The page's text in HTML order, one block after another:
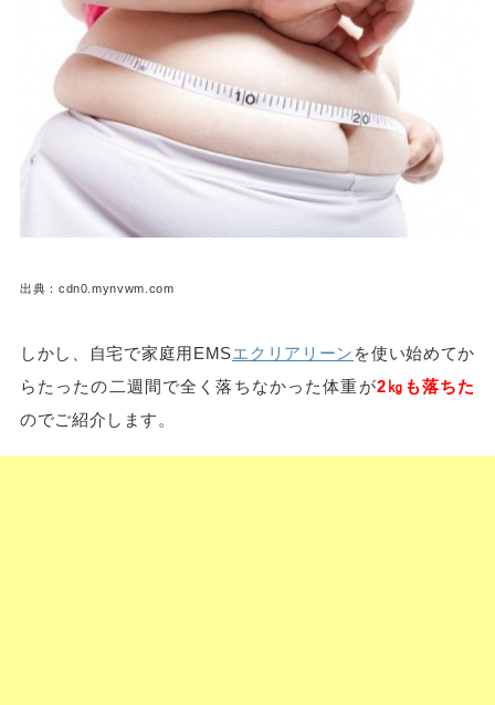
出典：cdn0.mynvwm.com
しかし、自宅で家庭用EMSエクリアリーン を使い始めてか
らたったの二週間で全く落ちなかった体重が2㎏も落ちた
のでご紹介します。